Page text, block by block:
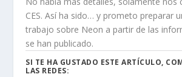
CES. Así ha sido… y prometo preparar
trabajo sobre Neon a partir de las
se han publicado.
SI TE HA GUSTADO ESTE ARTÍCULO,
LAS REDES: